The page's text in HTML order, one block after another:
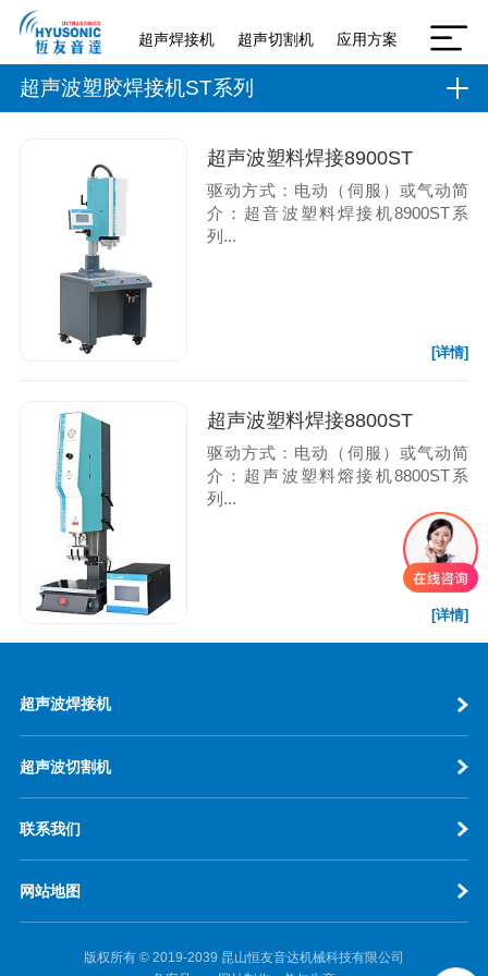
超声焊接机 超声切割机 应用方案
超声波塑胶焊接机ST系列
超声波塑料焊接8900ST
驱动方式：电动（伺服）或气动简
介：超音波塑料焊接机8900ST系
列...
[详情]
超声波塑料焊接8800ST
驱动方式：电动（伺服）或气动简
介：超声波塑料熔接机8800ST系
列...
[详情]
超声波焊接机
超声波切割机
联系我们
网站地图
版权所有 © 2019-2039 昆山恒友音达机械科技有限公司